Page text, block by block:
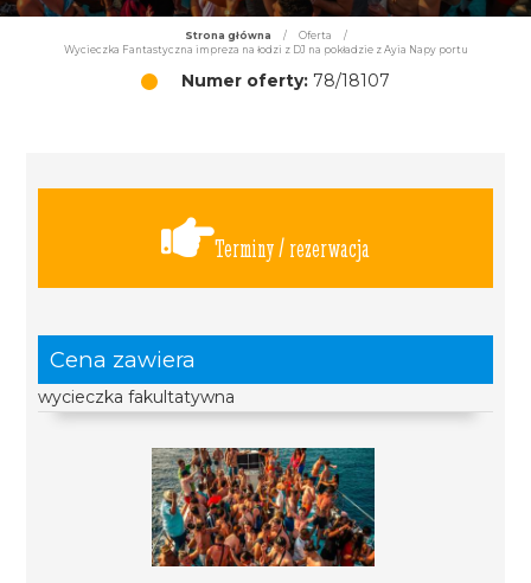
Strona główna / Oferta
/
Wycieczka Fantastyczna impreza na łodzi z DJ na pokładzie z Ayia Napy portu
Numer oferty: 78/18107
Terminy / rezerwacja
Cena zawiera
wycieczka fakultatywna